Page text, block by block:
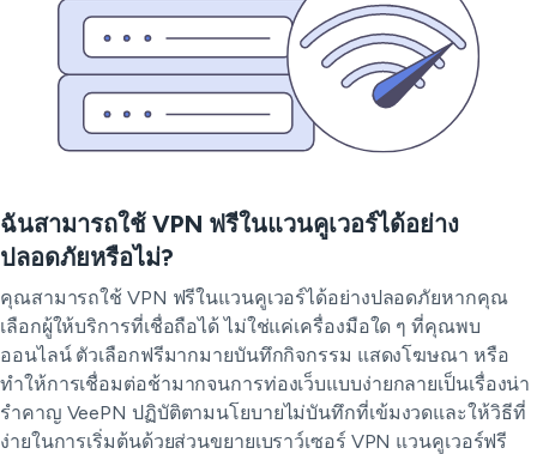
ฉันสามารถใช้ VPN ฟรีในแวนคูเวอร์ได้อย่าง
ปลอดภัยหรือไม่?
คุณสามารถใช้ VPN ฟรีในแวนคูเวอร์ได้อย่างปลอดภัยหากคุณ
เลือกผู้ให้บริการที่เชื่อถือได้ ไม่ใช่แค่เครื่องมือใด ๆ ที่คุณพบ
ออนไลน์ ตัวเลือกฟรีมากมายบันทึกกิจกรรม แสดงโฆษณา หรือ
ทำให้การเชื่อมต่อช้ามากจนการท่องเว็บแบบง่ายกลายเป็นเรื่องน่า
รำคาญ VeePN ปฏิบัติตามนโยบายไม่บันทึกที่เข้มงวดและให้วิธีที่
ง่ายในการเริ่มต้นด้วยส่วนขยายเบราว์เซอร์ VPN แวนคูเวอร์ฟรี